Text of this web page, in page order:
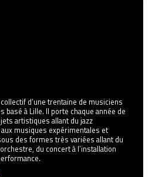
d’une trentaine de musiciens
basé à Lille. Il porte chaque année de
artistiques allant du jazz
musiques expérimentales et
des formes très variées allant du
du concert à l’installation